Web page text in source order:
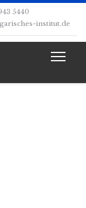
5440
institut.de